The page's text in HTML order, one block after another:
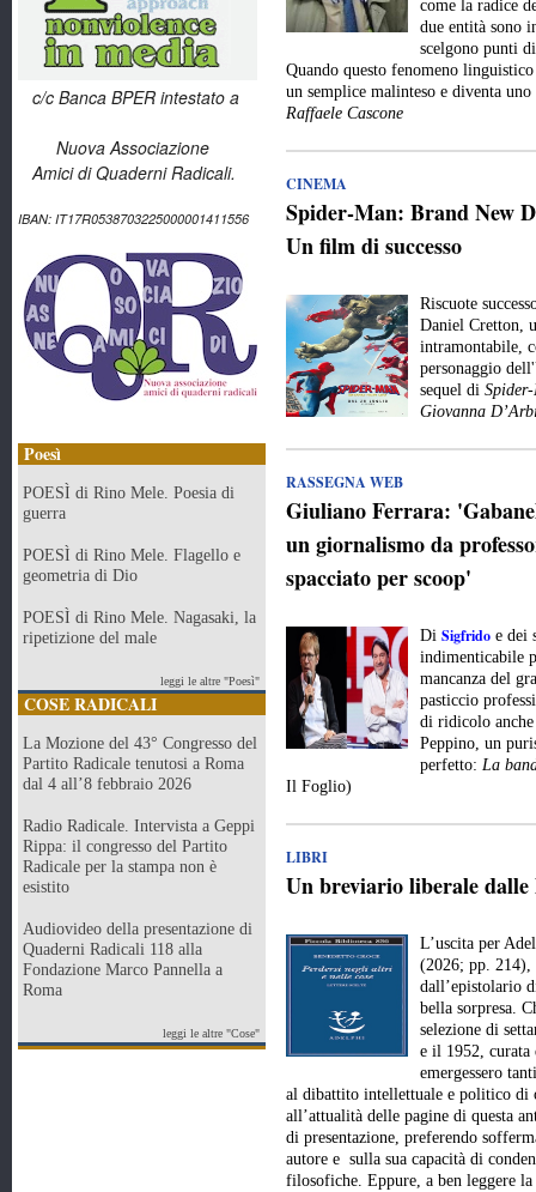
c/c Banca BPER intestato a
Nuova Associazione
Amici di Quaderni Radicali.
IBAN: IT17R0538703225000001411556
Poesì
POESÌ di Rino Mele. Poesia di
guerra
POESÌ di Rino Mele. Flagello e
geometria di Dio
POESÌ di Rino Mele. Nagasaki, la
ripetizione del male
leggi le altre "Poesì"
COSE RADICALI
La Mozione del 43° Congresso del
Partito Radicale tenutosi a Roma
dal 4 all’8 febbraio 2026
Radio Radicale. Intervista a Geppi
Rippa: il congresso del Partito
Radicale per la stampa non è
esistito
Audiovideo della presentazione di
Quaderni Radicali 118 alla
Fondazione Marco Pannella a
Roma
leggi le altre "Cose"
come la radice
due entità sono
scelgono punti
Quando questo fenomeno
un semplice malinteso e diventa
Raffaele Cascone
CINEMA
Spider-Man: Brand New
Un film di successo
Riscuote
Daniel Cretton,
intramontabile,
personaggio
sequel di
Giovanna
RASSEGNA WEB
Giuliano Ferrara:
un giornalismo da
spacciato per scoop'
Di Sigfrido e dei
indimenticabile
mancanza del
pasticcio
di ridicolo anche
Peppino, un
perfetto: La
Il Foglio)
LIBRI
Un breviario liberale dalle
L’uscita per
(2026; pp. 214),
dall’epistolario
bella sorpresa.
selezione di
e il 1952, curata
emergessero
al dibattito intellettuale e politico di
all’attualità delle pagine di questa
di presentazione, preferendo
autore e sulla sua capacità di
filosofiche. Eppure, a ben leggere la